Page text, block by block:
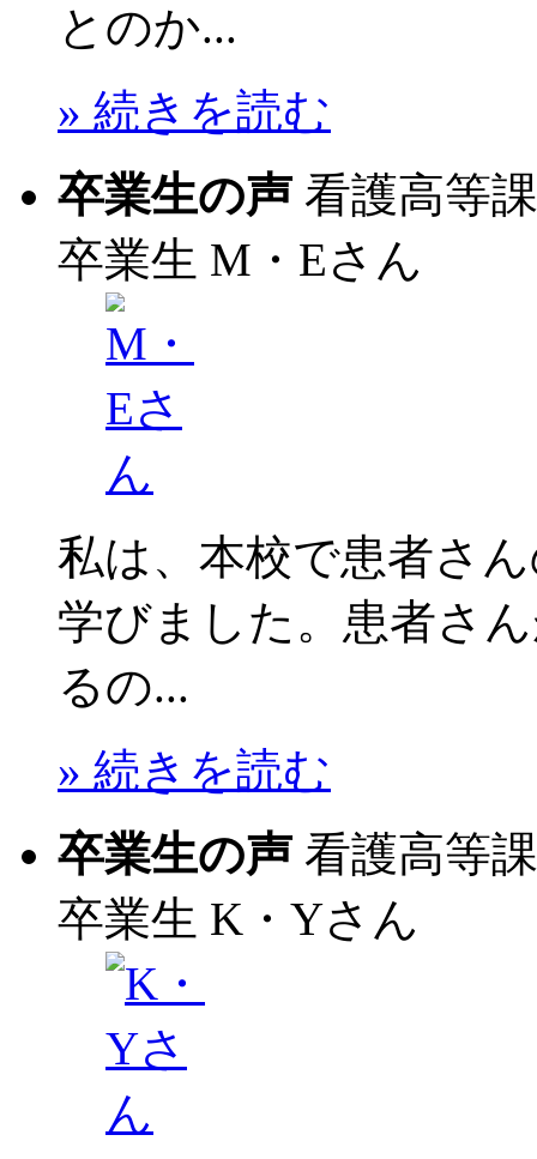
とのか...
» 続きを読む
卒業生の声 看護高等
卒業生 M・Eさん
私は、本校で患者さ
学びました。患者さ
るの...
» 続きを読む
卒業生の声 看護高等
卒業生 K・Yさん